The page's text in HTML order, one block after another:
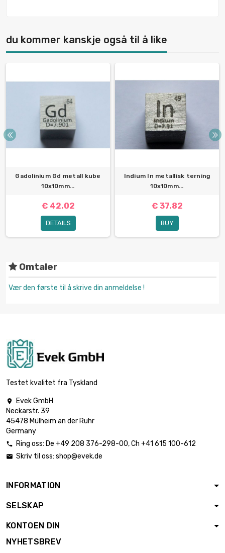
du kommer kanskje også til å like
Gadolinium Gd metall kube
10x10mm...
€ 42.02
DETAILS
Indium In metallisk terning
10x10mm...
€ 37.82
BUY
Omtaler
Vær den første til å skrive din anmeldelse !
Testet kvalitet fra Tyskland

Evek GmbH
Neckarstr. 39
45478 Mülheim an der Ruhr
Germany
 Ring oss: De +49 208 376-298-00, Ch +41 615 100-612
 Skriv til oss: shop@evek.de
INFORMATION
SELSKAP
KONTOEN DIN
NYHETSBREV